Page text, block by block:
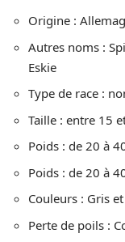
Origine :
Autres noms :
Eskie
Type de race :
Taille : entre 15
Poids : de 20 à
Poids : de 20 à
Couleurs : Gris
Perte de poils :